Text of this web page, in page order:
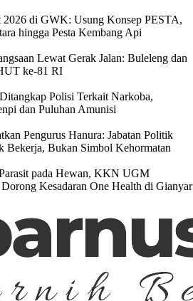
2026 di GWK: Usung Konsep PESTA,
hingga Pesta Kembang Api
Lewat Gerak Jalan: Buleleng dan
ke-81 RI
Polisi Terkait Narkoba,
dan Puluhan Amunisi
Pengurus Hanura: Jabatan Politik
Bekerja, Bukan Simbol Kehormatan
pada Hewan, KKN UGM
Kesadaran One Health di Gianyar